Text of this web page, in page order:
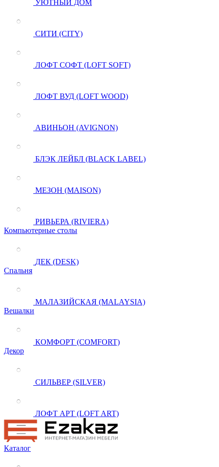
УЮТНЫЙ ДОМ
СИТИ (CITY)
ЛОФТ СОФТ (LOFT SOFT)
ЛОФТ ВУД (LOFT WOOD)
АВИНЬОН (AVIGNON)
БЛЭК ЛЕЙБЛ (BLACK LABEL)
МЕЗОН (MAISON)
РИВЬЕРА (RIVIERA)
Компьютерные столы
ДЕК (DESK)
Спальня
МАЛАЗИЙСКАЯ (MALAYSIA)
Вешалки
КОМФОРТ (COMFORT)
Декор
СИЛЬВЕР (SILVER)
ЛОФТ АРТ (LOFT ART)
Каталог